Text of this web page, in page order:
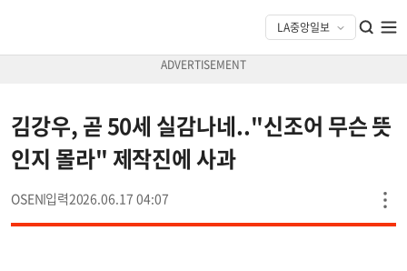
김강우, 곧 50세 실감나네.."신조어 무슨 뜻
인지 몰라" 제작진에 사과
OSEN 2026.06.17 04:07